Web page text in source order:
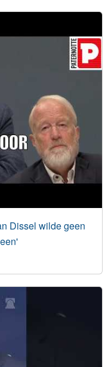
Dissel wilde geen